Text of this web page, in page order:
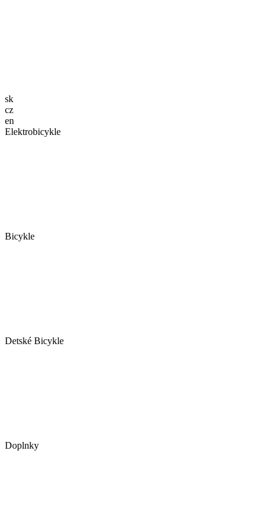
sk
cz
en
Elektrobicykle
Bicykle
Detské Bicykle
Doplnky